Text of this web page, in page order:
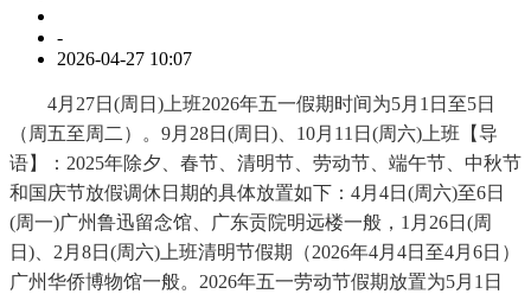
-
2026-04-27 10:07
4月27日(周日)上班2026年五一假期时间为5月1日至5日
（周五至周二）。9月28日(周日)、10月11日(周六)上班【导
语】：2025年除夕、春节、清明节、劳动节、端午节、中秋节
和国庆节放假调休日期的具体放置如下：4月4日(周六)至6日
(周一)广州鲁迅留念馆、广东贡院明远楼一般，1月26日(周
日)、2月8日(周六)上班清明节假期（2026年4月4日至4月6日）
广州华侨博物馆一般。2026年五一劳动节假期放置为5月1日